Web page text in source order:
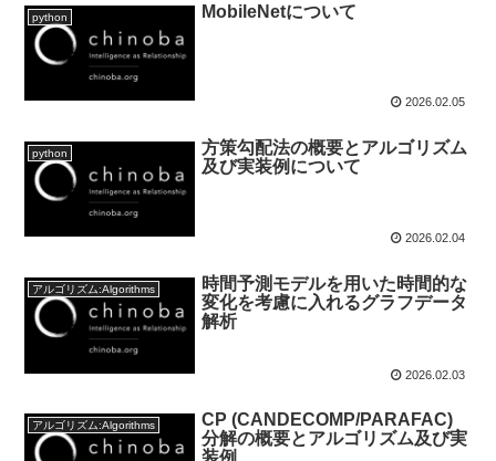
python MobileNetについて
2026.02.05
python
方策勾配法の概要とアルゴリズム
及び実装例について
2026.02.04
アルゴリズム:Algorithms
時間予測モデルを用いた時間的な
変化を考慮に入れるグラフデータ
解析
2026.02.03
アルゴリズム:Algorithms
CP (CANDECOMP/PARAFAC)
分解の概要とアルゴリズム及び実